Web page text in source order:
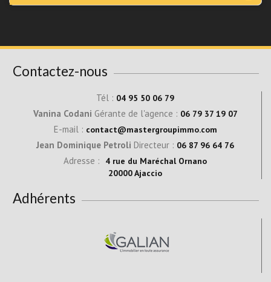
Contactez-nous
Tél : 04 95 50 06 79
Vanina Codani Gérante de l'agence : 06 79 37 19 07
E-mail : contact@mastergroupimmo.com
Jean Dominique Petroli Directeur : 06 87 96 64 76
Adresse :
4 rue du Maréchal Ornano
20000 Ajaccio
Adhérents